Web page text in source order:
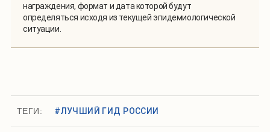
награждения, формат и дата которой будут
определяться исходя из текущей эпидемиологической
ситуации.
ТЕГИ: #ЛУЧШИЙ ГИД РОССИИ